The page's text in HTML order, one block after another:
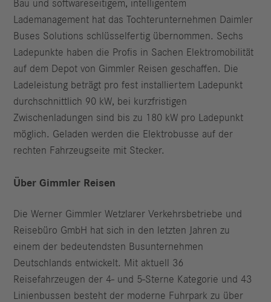
Bau und softwareseitigem, intelligentem
Lademanagement hat das Tochterunternehmen Daimler
Buses Solutions schlüsselfertig übernommen. Sechs
Ladepunkte haben die Profis in Sachen Elektromobilität
auf dem Depot von Gimmler Reisen geschaffen. Die
Ladeleistung beträgt pro fest installiertem Ladepunkt
durchschnittlich 90 kW, bei kurzfristigen
Zwischenladungen sind bis zu 180 kW pro Ladepunkt
möglich. Geladen werden die Elektrobusse auf der
rechten Fahrzeugseite mit Stecker.
Über Gimmler Reisen
Die Werner Gimmler Wetzlarer Verkehrsbetriebe und
Reisebüro GmbH hat sich in den letzten Jahren zu
einem der bedeutendsten Busunternehmen
Deutschlands entwickelt. Mit aktuell 36
Reisefahrzeugen der 4- und 5-Sterne Kategorie und 43
Linienbussen besteht der moderne Fuhrpark zu über